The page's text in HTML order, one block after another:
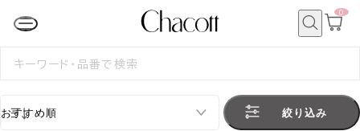
カ
0
検
絞り込み